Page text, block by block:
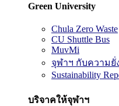
Green University
Chula Zero Waste
CU Shuttle Bus
MuvMi
จุฬาฯ กับความยั่
Sustainability
บริจาคให้จุฬาฯ